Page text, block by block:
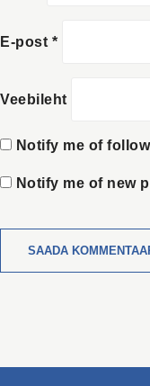
E-post *
Veebileht
Notify me of
Notify me of new